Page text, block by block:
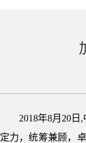
2018年8月20
定力，统筹兼顾，